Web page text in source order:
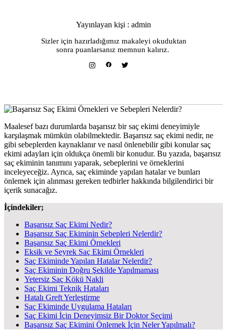
Yayınlayan kişi : admin
Sizler için hazırladığımız makaleyi okuduktan
sonra puanlarsanız memnun kalırız.
Maalesef bazı durumlarda başarısız bir saç ekimi deneyimiyle
karşılaşmak mümkün olabilmektedir. Başarısız saç ekimi nedir, ne
gibi sebeplerden kaynaklanır ve nasıl önlenebilir gibi konular saç
ekimi adayları için oldukça önemli bir konudur. Bu yazıda, başarısız
saç ekiminin tanımını yaparak, sebeplerini ve örneklerini
inceleyeceğiz. Ayrıca, saç ekiminde yapılan hatalar ve bunları
önlemek için alınması gereken tedbirler hakkında bilgilendirici bir
içerik sunacağız.
İçindekiler;
Başarısız Saç Ekimi Nedir?
Başarısız Saç Ekiminin Sebepleri Nelerdir?
Başarısız Saç Ekimi Örnekleri
Eksik ve Seyrek Saç Ekimi Örnekleri
Saç Ekiminde Yapılan Hatalar Nelerdir?
Saç Ekiminin Doğru Şekilde Yapılmaması
Yetersiz Saç Kökü Nakli
Saç Ekimi Teknik Hataları
Hatalı Greft Yerleştirme
Saç Ekiminde Uygulama Hataları
Saç Ekimi İçin Deneyimsiz Bir Doktor Seçimi
Başarısız Saç Ekimini Önlemek İçin Neler Yapılmalı?